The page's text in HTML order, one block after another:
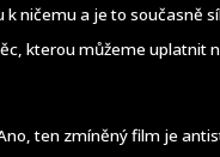
k ničemu a je to současně
kterou můžeme uplatnit
ten zmíněný film je